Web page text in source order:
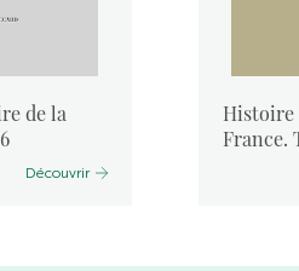
de la
Découvrir
Histoire
France.